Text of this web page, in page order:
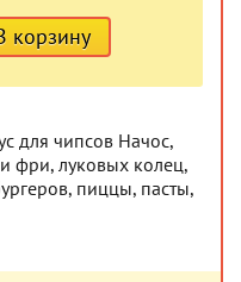
корзину
для чипсов Начос,
фри, луковых колец,
пиццы, пасты,